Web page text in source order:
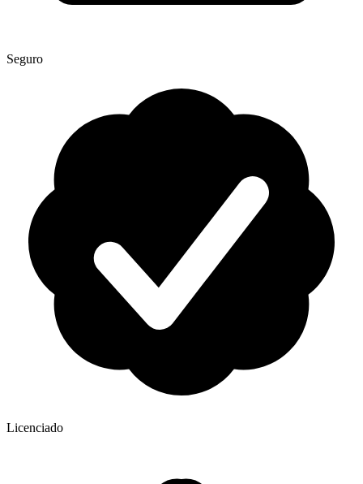
Seguro
Licenciado